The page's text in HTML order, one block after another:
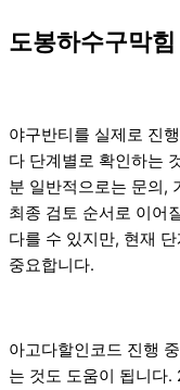
도봉하수구막
야구반티를 실제로 진
다 단계별로 확인하는
분 일반적으로는 문의,
최종 검토 순서로 이어
다를 수 있지만, 현재
중요합니다.
아고다할인코드 진행
는 것도 도움이 됩니다